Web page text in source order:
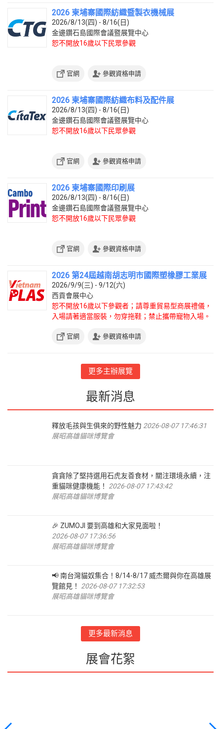
2026 柬埔寨國際紡織暨製衣機械展
2026/8/13(四) - 8/16(日)
金邊鑽石島國際會議暨展覽中心
恕不開放16歲以下民眾參觀
官網 參觀資格申請
2026 柬埔寨國際紡織布料及配件展
2026/8/13(四) - 8/16(日)
金邊鑽石島國際會議暨展覽中心
恕不開放16歲以下民眾參觀
官網 參觀資格申請
2026 柬埔寨國際印刷展
2026/8/13(四) - 8/16(日)
金邊鑽石島國際會議暨展覽中心
恕不開放16歲以下民眾參觀
官網 參觀資格申請
2026 第24屆越南胡志明市國際塑橡膠工業展
2026/9/9(三) - 9/12(六)
西貢會展中心
恕不開放16歲以下參觀者；請尊重貿易型商展禮儀，
入場請著適當服裝，勿穿拖鞋；禁止攜帶寵物入場。
官網 參觀資格申請
更多主辦展覽
最新消息
釋放毛孩與生俱來的野性魅力 2026-08-07 17:46:31
展昭高雄貓咪博覽會
貪貪除了堅持選用石虎友善食材，關注環境永續，注
重貓咪健康機能！ 2026-08-07 17:43:42
展昭高雄貓咪博覽會
🎉 ZUMOJI 要到高雄和大家見面啦！
2026-08-07 17:36:56
展昭高雄貓咪博覽會
📢 南台灣貓奴集合！8/14-8/17 威杰爾與你在高雄展
覽館見！ 2026-08-07 17:32:53
展昭高雄貓咪博覽會
更多最新消息
展會花絮